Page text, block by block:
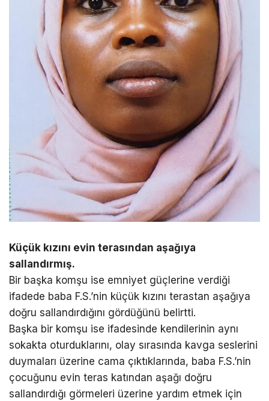
Küçük kızını evin terasından aşağıya
sallandırmış.
Bir başka komşu ise emniyet güçlerine verdiği
ifadede baba F.S.’nin küçük kızını terastan aşağıya
doğru sallandırdığını gördüğünü belirtti.
Başka bir komşu ise ifadesinde kendilerinin aynı
sokakta oturduklarını, olay sırasında kavga seslerini
duymaları üzerine cama çıktıklarında, baba F.S.’nin
çocuğunu evin teras katından aşağı doğru
sallandırdığı görmeleri üzerine yardım etmek için